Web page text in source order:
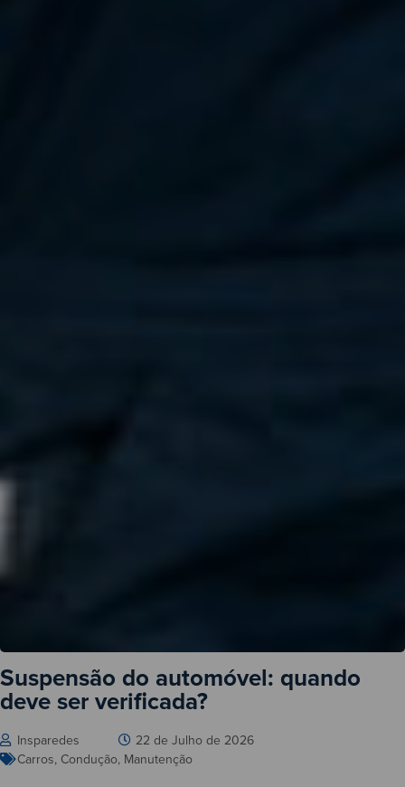
Suspensão do automóvel: quando
deve ser verificada?
Insparedes
22 de Julho de 2026
Carros, Condução, Manutenção